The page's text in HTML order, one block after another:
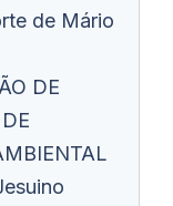
de Mário
DE